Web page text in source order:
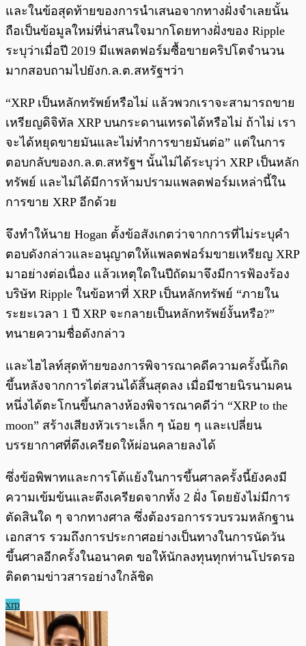
และในข้อสุดท้ายของการนำเสนอจากทางฝั่งจำเลยนั้น
ถือเป็นข้อมูลใหม่ที่น่าสนใจมากโดยทางฝั่งของ Ripple
ระบุว่าเมื่อปี 2019 มีแพลตฟอร์มซื้อขายคริปโตจำนวน
มากสอบถามไปยังก.ล.ต.สหรัฐฯว่า
“XRP เป็นหลักทรัพย์หรือไม่ แล้วพวกเราจะสามารถขาย
เหรียญดิจิทัล XRP บนกระดานเทรดได้หรือไม่ ถ้าไม่ เรา
จะได้หยุดขายมันและไม่ทำการขายมันต่อ” แต่ในการ
ตอบกลับของก.ล.ต.สหรัฐฯ นั้นไม่ได้ระบุว่า XRP เป็นหลัก
ทรัพย์ และไม่ได้มีการห้ามปรามแพลตฟอร์มเหล่านี้ใน
การขาย XRP อีกด้วย
จึงทำให้นาย Hogan ตั้งข้อสังเกตว่าจากการที่ไม่ระบุคำ
ตอบดังกล่าวและอนุญาตให้แพลตฟอร์มขายเหรียญ XRP
มาอย่างต่อเนื่อง แล้วเหตุใดในปีถัดมาจึงมีการฟ้องร้อง
บริษัท Ripple ในข้อหาที่ XRP เป็นหลักทรัพย์ “ภายใน
ระยะเวลา 1 ปี XRP จะกลายเป็นหลักทรัพย์งั้นหรือ?”
ทนายความชื่อดังกล่าว
และไฮไลท์สุดท้ายของการพิจารณาคดีความครั้งนี้เกิด
ขึ้นหลังจากการไต่สวนได้สิ้นสุดลง เมื่อมีชายนิรนามคน
หนึ่งได้ตะโกนขึ้นกลางห้องพิจารณาคดีว่า “XRP to the
moon” สร้างเสียงหัวเราะเล็ก ๆ น้อย ๆ และเปลี่ยน
บรรยากาศที่ตึงเครียดให้ผ่อนคลายลงได้
ซึ่งข้อพิพาทและการโต้แย้งในการขึ้นศาลครั้งนี้ยังคงมี
ความเข้มข้นและตึงเครียดจากทั้ง 2 ฝั่ง โดยยังไม่มีการ
ตัดสินใด ๆ จากทางศาล ซึ่งต้องรอการรวบรวมหลักฐาน
เอกสาร รวมถึงการประกาศอย่างเป็นทางในการนัดวัน
ขึ้นศาลอีกครั้งในอนาคต ขอให้นักลงทุนทุกท่านโปรดรอ
ติดตามข่าวสารอย่างใกล้ชิด
xrp